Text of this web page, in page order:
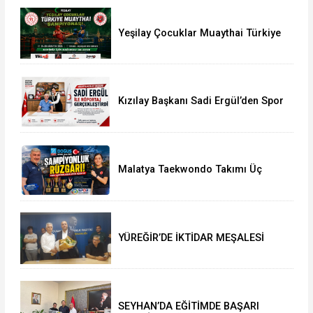
Yeşilay Çocuklar Muaythai Türkiye
Kızılay Başkanı Sadi Ergül’den Spor
Malatya Taekwondo Takımı Üç
YÜREĞİR’DE İKTİDAR MEŞALESİ
SEYHAN’DA EĞİTİMDE BAŞARI